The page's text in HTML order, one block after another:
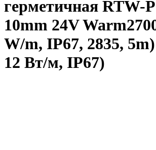
герметичная RTW-
10mm 24V
W/m, IP67, 2835,
12 Вт/м, IP67)